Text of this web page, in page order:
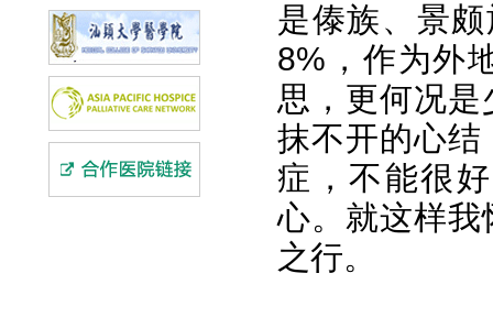
是傣族、景
8%，作为外
思，更何况
抹不开的心
症，不能很
心。就这样
之行。